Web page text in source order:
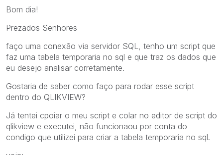
Bom dia!
Prezados Senhores
faço uma conexão via servidor SQL, tenho um script que
faz uma tabela temporaria no sql e que traz os dados que
eu desejo analisar corretamente.
Gostaria de saber como faço para rodar esse script
dentro do QLIKVIEW?
Já tentei cpoiar o meu script e colar no editor de script do
qlikview e executei, não funcionaou por conta do
condigo que utilizei para criar a tabela temporaria no sql.